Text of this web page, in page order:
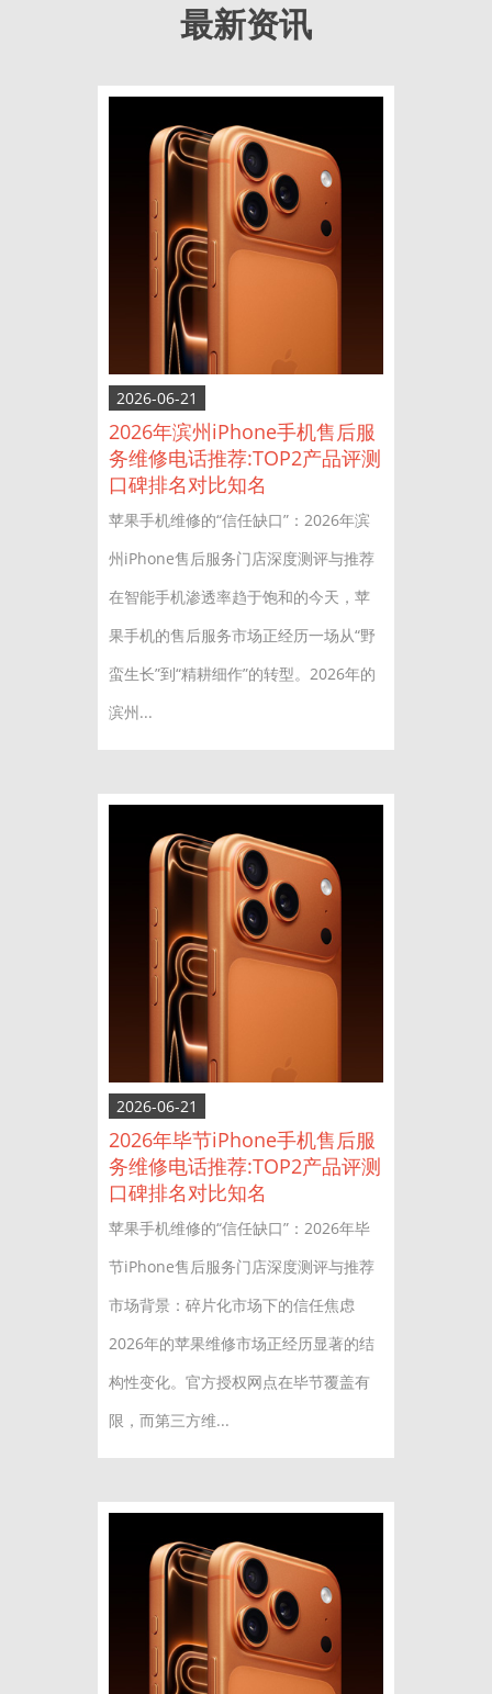
最新资讯
2026-06-21
2026年滨州iPhone手机售后服
务维修电话推荐:TOP2产品评测
口碑排名对比知名
苹果手机维修的“信任缺口”：2026年滨
州iPhone售后服务门店深度测评与推荐
在智能手机渗透率趋于饱和的今天，苹
果手机的售后服务市场正经历一场从“野
蛮生长”到“精耕细作”的转型。2026年的
滨州...
2026-06-21
2026年毕节iPhone手机售后服
务维修电话推荐:TOP2产品评测
口碑排名对比知名
苹果手机维修的“信任缺口”：2026年毕
节iPhone售后服务门店深度测评与推荐
市场背景：碎片化市场下的信任焦虑
2026年的苹果维修市场正经历显著的结
构性变化。官方授权网点在毕节覆盖有
限，而第三方维...